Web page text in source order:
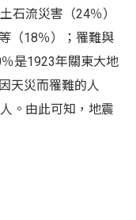
石流災害（24％）
（18％）；罹難與
是1923年關東大地
天災而罹難的人
。由此可知，地震